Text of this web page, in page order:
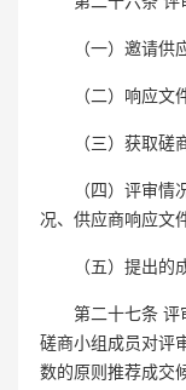
（一）邀请供
（二）响应文
（三）获取磋
（四）评审
况、供应商响应文
（五）提出的
第二十七条 评
磋商小组成员对评
数的原则推荐成交